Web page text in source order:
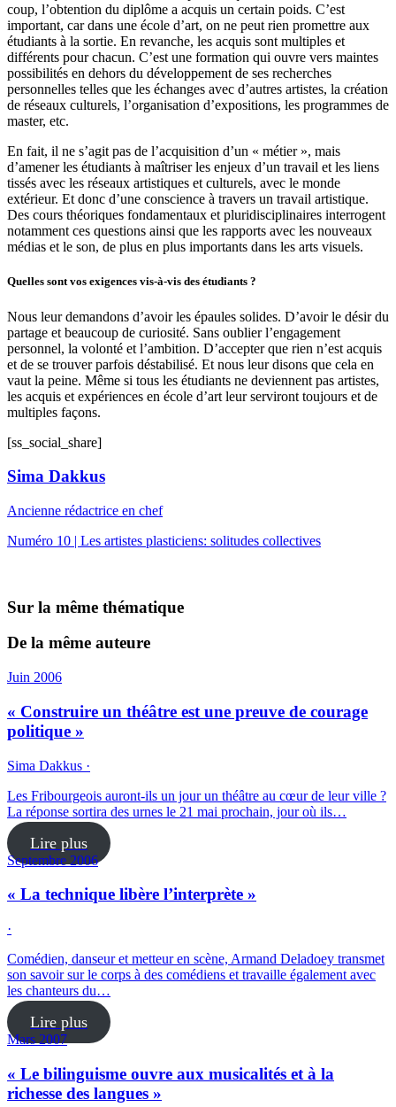
coup, l’obtention du diplôme a acquis un certain poids. C’est
important, car dans une école d’art, on ne peut rien promettre aux
étudiants à la sortie. En revanche, les acquis sont multiples et
différents pour chacun. C’est une formation qui ouvre vers maintes
possibilités en dehors du développement de ses recherches
personnelles telles que les échanges avec d’autres artistes, la création
de réseaux culturels, l’organisation d’expositions, les programmes de
master, etc.
En fait, il ne s’agit pas de l’acquisition d’un « métier », mais
d’amener les étudiants à maîtriser les enjeux d’un travail et les liens
tissés avec les réseaux artistiques et culturels, avec le monde
extérieur. Et donc d’une conscience à travers un travail artistique.
Des cours théoriques fondamentaux et pluridisciplinaires interrogent
notamment ces questions ainsi que les rapports avec les nouveaux
médias et le son, de plus en plus importants dans les arts visuels.
Quelles sont vos exigences vis-à-vis des étudiants ?
Nous leur demandons d’avoir les épaules solides. D’avoir le désir du
partage et beaucoup de curiosité. Sans oublier l’engagement
personnel, la volonté et l’ambition. D’accepter que rien n’est acquis
et de se trouver parfois déstabilisé. Et nous leur disons que cela en
vaut la peine. Même si tous les étudiants ne deviennent pas artistes,
les acquis et expériences en école d’art leur serviront toujours et de
multiples façons.
[ss_social_share]
Sima Dakkus
Ancienne rédactrice en chef
Numéro 10 | Les artistes plasticiens: solitudes collectives
Sur la même thématique
De la même auteure
Juin 2006
« Construire un théâtre est une preuve de courage
politique »
Sima Dakkus ·
Les Fribourgeois auront-ils un jour un théâtre au cœur de leur ville ?
La réponse sortira des urnes le 21 mai prochain, jour où ils…
Lire plus
Septembre 2006
« La technique libère l’interprète »
·
Comédien, danseur et metteur en scène, Armand Deladoey transmet
son savoir sur le corps à des comédiens et travaille également avec
les chanteurs du…
Lire plus
Mars 2007
« Le bilinguisme ouvre aux musicalités et à la
richesse des langues »